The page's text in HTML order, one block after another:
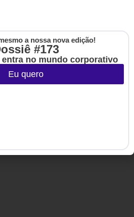
Cadastre-se na
HSM Management. Todos os direitos
reservados.
a nossa nova edição!
#173
entra no mundo corporativo
Eu quero